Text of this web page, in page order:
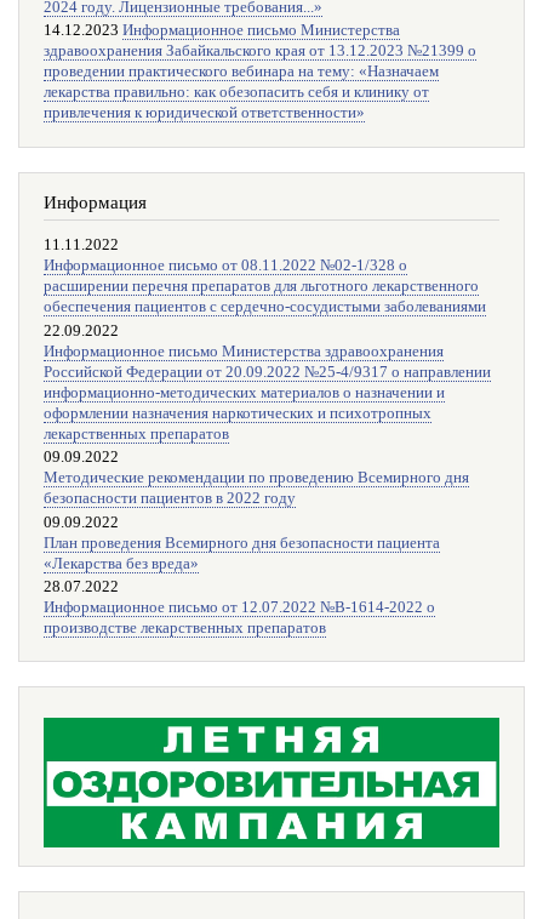
2024 году. Лицензионные требования...»
14.12.2023 Информационное письмо Министерства
здравоохранения Забайкальского края от 13.12.2023 №21399 о
проведении практического вебинара на тему: «Назначаем
лекарства правильно: как обезопасить себя и клинику от
привлечения к юридической ответственности»
Информация
11.11.2022
Информационное письмо от 08.11.2022 №02-1/328 о
расширении перечня препаратов для льготного лекарственного
обеспечения пациентов с сердечно-сосудистыми заболеваниями
22.09.2022
Информационное письмо Министерства здравоохранения
Российской Федерации от 20.09.2022 №25-4/9317 о направлении
информационно-методических материалов о назначении и
оформлении назначения наркотических и психотропных
лекарственных препаратов
09.09.2022
Методические рекомендации по проведению Всемирного дня
безопасности пациентов в 2022 году
09.09.2022
План проведения Всемирного дня безопасности пациента
«Лекарства без вреда»
28.07.2022
Информационное письмо от 12.07.2022 №В-1614-2022 о
производстве лекарственных препаратов